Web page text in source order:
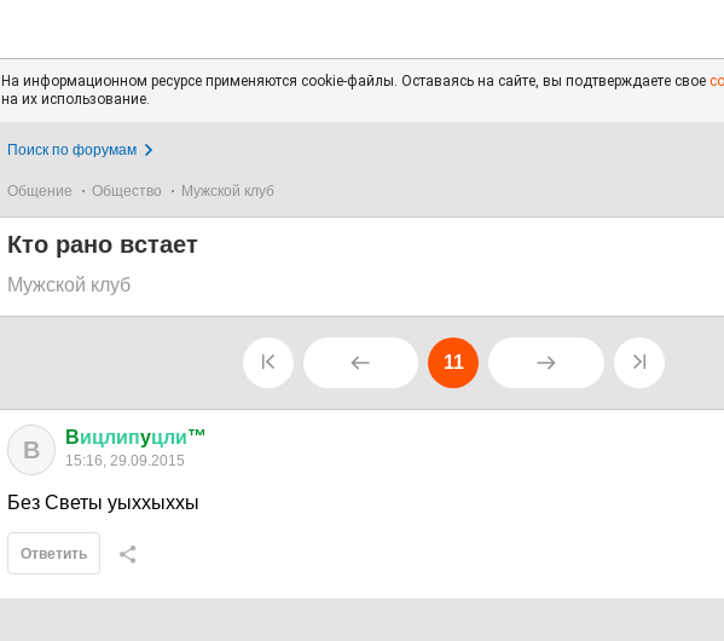
На информационном ресурсе применяются cookie-файлы. Оставаясь на сайте, вы подтверждаете свое
на их использование.
Поиск по форумам
Общение Общество Мужской клуб
Кто рано встает
Мужской клуб
11
B Bицлипyцли™
15:16, 29.09.2015
Без Светы уыххыххы
Ответить